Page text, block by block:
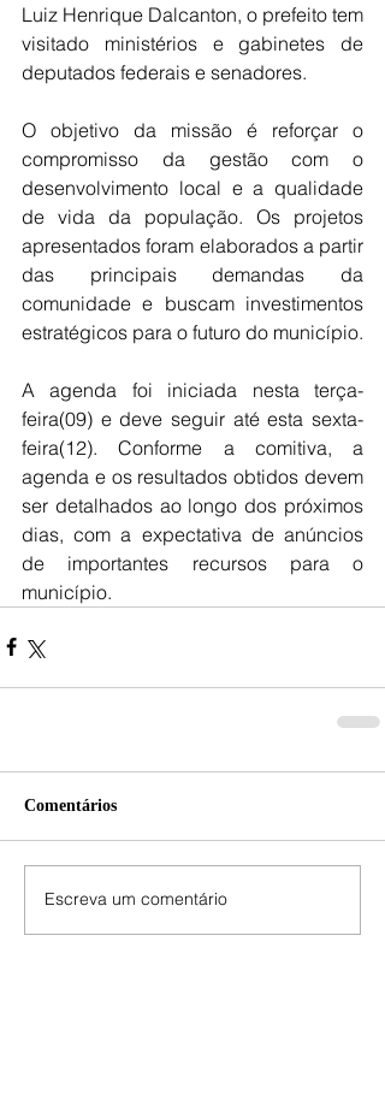
Luiz Henrique Dalcanton, o prefeito tem
visitado ministérios e gabinetes de
deputados federais e senadores.
O objetivo da missão é reforçar o
compromisso da gestão com o
desenvolvimento local e a qualidade
de vida da população. Os projetos
apresentados foram elaborados a partir
das principais demandas da
comunidade e buscam investimentos
estratégicos para o futuro do município.
A agenda foi iniciada nesta terça-
feira(09) e deve seguir até esta sexta-
feira(12). Conforme a comitiva, a
agenda e os resultados obtidos devem
ser detalhados ao longo dos próximos
dias, com a expectativa de anúncios
de importantes recursos para o
município.
Comentários
Escreva um comentário